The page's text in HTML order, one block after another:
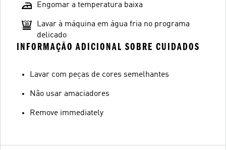
Engomar a temperatura baixa
Lavar à máquina em água fria no programa
delicado
INFORMAÇÃO ADICIONAL SOBRE CUIDADOS
Lavar com peças de cores semelhantes
Não usar amaciadores
Remove immediately